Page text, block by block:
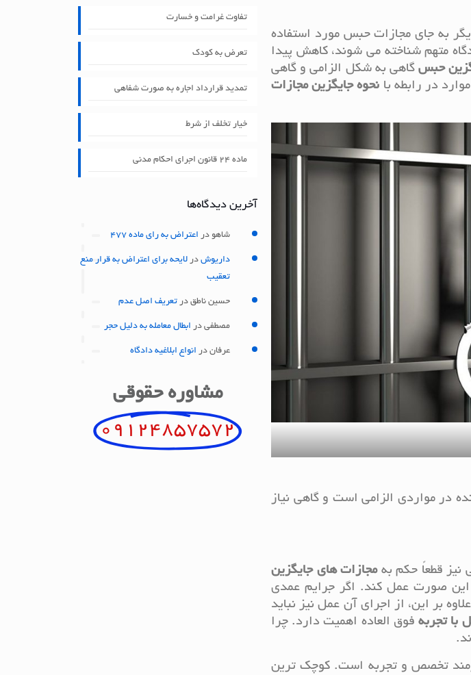
به جای مجازات حبس مورد استفاده
متهم شناخته می شوند، کاهش پیدا
حبسگاهی به شکل الزامی و گاهی
در رابطه با نحوه جایگزین مجازات
در مواردی الزامی است و گاهی نیاز
نیز قطعاً حکم بهمجازات های جایگزین
این صورت عمل کند. اگر جرایم عمدی
بر این، از اجرای آن عمل نیز نباید
با تجربهفوق العاده اهمیت دارد. چرا
تخصص و تجربه است. کوچک ترین
تفاوت غرامت و خسارت
تعرض به کودک
تمدید قرارداد اجاره به صورت شفاهی
خیار تخلف از شرط
ماده ۲۴ قانون اجرای احکام مدنی
آخرین دیدگاه‌ها
شاهو در اعتراض به رای ماده 477
داریوشدر لایحه برای اعتراض به قرار منع
تعقیب
حسین ناطقدر تعریف اصل عدم
مصطفیدر ابطال معامله به دلیل حجر
عرفاندر انواع ابلاغیه دادگاه
مشاوره حقوقی
09124857572